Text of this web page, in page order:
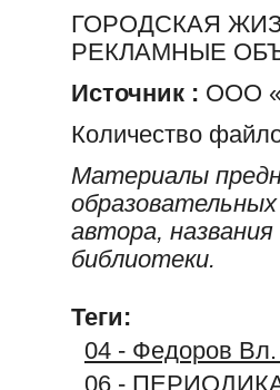
ГОРОДСКАЯ
РЕКЛАМНЫЕ
Источник : ООО
Количество
Материалы
автора,
библиотеки.
Теги:
04 - Федоров Вл.
06 -